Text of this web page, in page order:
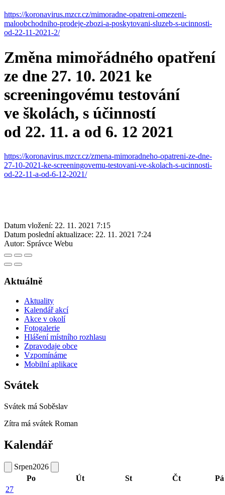
https://koronavirus.mzcr.cz/mimoradne-opatreni-omezeni-
maloobchodniho-prodeje-zbozi-a-poskytovani-sluzeb-s-ucinnosti-
od-22-11-2021-2/
Změna mimořádného opatření
ze dne 27. 10. 2021 ke
screeningovému testování
ve školách, s účinností
od 22. 11. a od 6. 12 2021
https://koronavirus.mzcr.cz/zmena-mimoradneho-opatreni-ze-dne-
27-10-2021-ke-screeningovemu-testovani-ve-skolach-s-ucinnosti-
od-22-11-a-od-6-12-2021/
Datum vložení: 22. 11. 2021 7:15
Datum poslední aktualizace: 22. 11. 2021 7:24
Autor: Správce Webu
Aktuálně
Aktuality
Kalendář akcí
Akce v okolí
Fotogalerie
Hlášení místního rozhlasu
Zpravodaje obce
Vzpomínáme
Mobilní aplikace
Svátek
Svátek má Soběslav
Zítra má svátek Roman
Kalendář
Srpen2026
Po
Út St Čt
Pá
27